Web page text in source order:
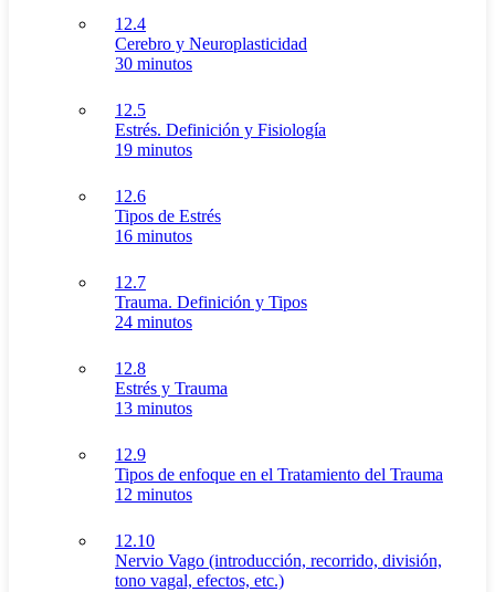
12.4
Cerebro y Neuroplasticidad
30 minutos
12.5
Estrés. Definición y Fisiología
19 minutos
12.6
Tipos de Estrés
16 minutos
12.7
Trauma. Definición y Tipos
24 minutos
12.8
Estrés y Trauma
13 minutos
12.9
Tipos de enfoque en el Tratamiento del Trauma
12 minutos
12.10
Nervio Vago (introducción, recorrido, división,
tono vagal, efectos, etc.)